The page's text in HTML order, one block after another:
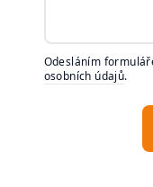
Odesláním
osobních údajů.